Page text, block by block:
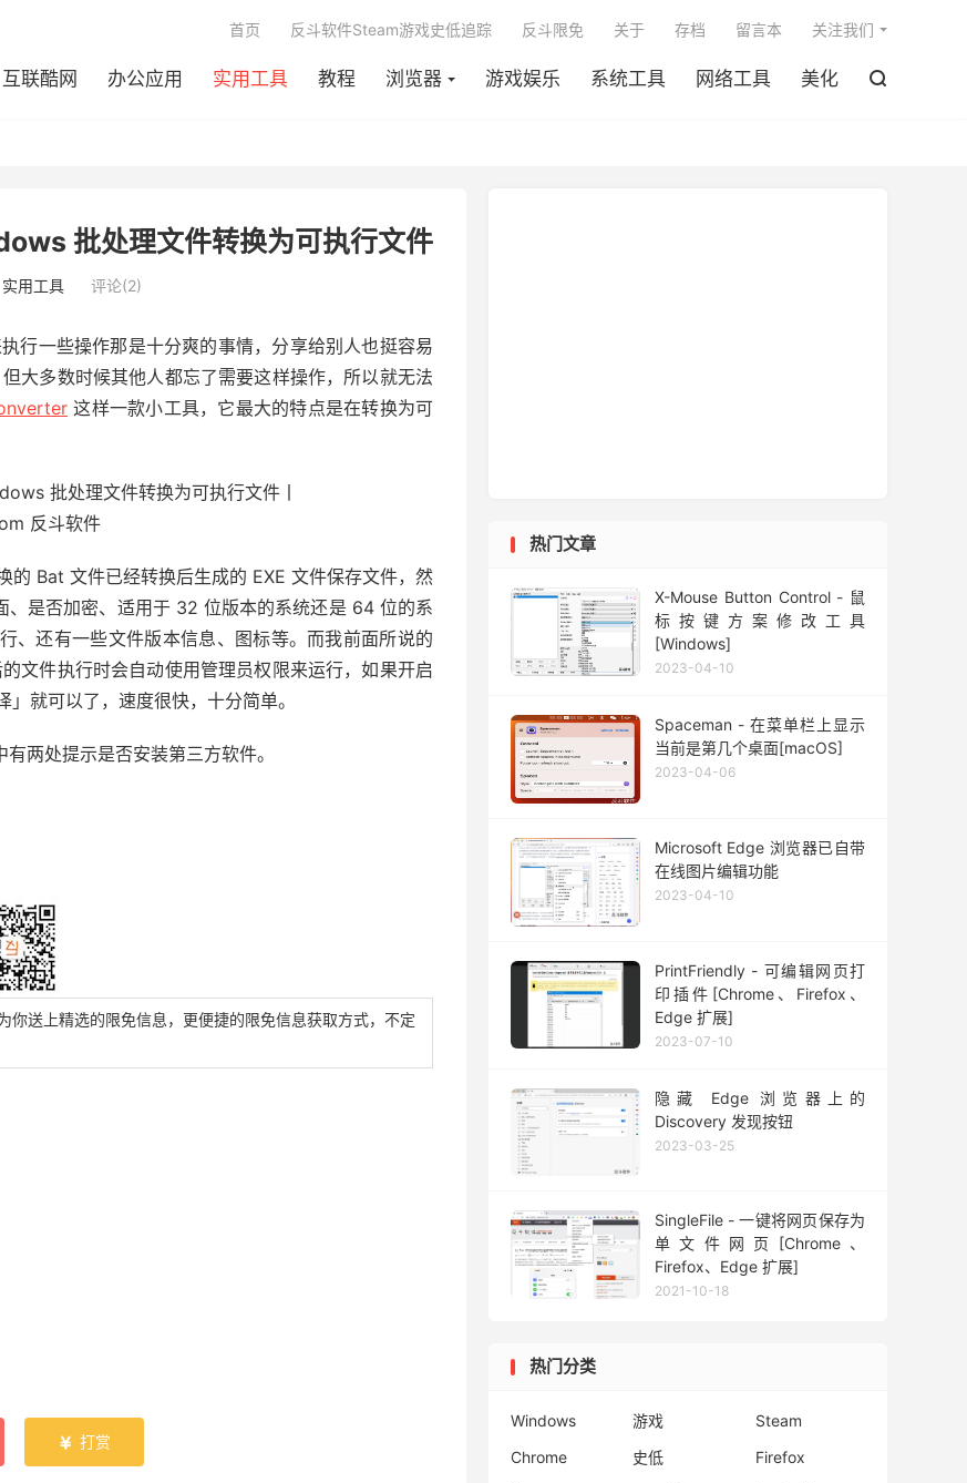
互联酷网 办公应用 实用工具 教程 浏览器 游戏娱乐 系统工具 网络工具 美化 
首页 反斗软件Steam游戏史低追踪 反斗限免 关于 存档 留言本 关注我们
批处理文件转换为可执行文件
实用工具 评论(2)
行一些操作那是十分爽的事情，分享给别人也挺容易
大多数时候其他人都忘了需要这样操作，所以就无法
这样一款小工具，它最大的特点是在转换为可
的 Bat 文件已经转换后生成的 EXE 文件保存文件，然
、是否加密、适用于 32 位版本的系统还是 64 位的系
、还有一些文件版本信息、图标等。而我前面所说的
文件执行时会自动使用管理员权限来运行，如果开启
就可以了，速度很快，十分简单。
两处提示是否安装第三方软件。
送上精选的限免信息，更便捷的限免信息获取方式，不定
 打赏
热门文章
X-Mouse Button Control - 鼠
标按键方案修改工具
[Windows]
2023-04-10
Spaceman - 在菜单栏上显示
当前是第几个桌面[macOS]
2023-04-06
Microsoft Edge 浏览器已自带
在线图片编辑功能
2023-04-10
PrintFriendly - 可编辑网页打
印插件[Chrome、Firefox、
Edge 扩展]
2023-07-10
隐藏 Edge 浏览器上的
Discovery 发现按钮
2023-03-25
SingleFile - 一键将网页保存为
单文件网页[Chrome、
Firefox、Edge 扩展]
2021-10-18
热门分类
Windows 游戏
Steam
Chrome
史低
Firefox